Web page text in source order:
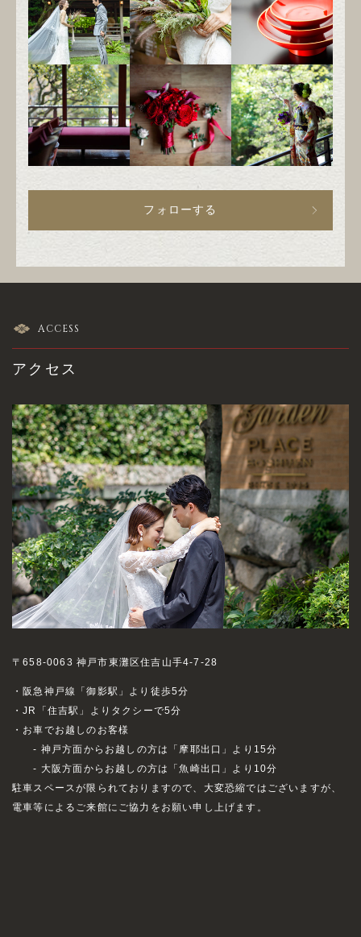
フォローする
ACCESS
アクセス
〒658-0063 神戸市東灘区住吉山手4-7-28
・阪急神戸線「御影駅」より徒歩5分
・JR「住吉駅」よりタクシーで5分
・お車でお越しのお客様
- 神戸方面からお越しの方は「摩耶出口」より15分
- 大阪方面からお越しの方は「魚崎出口」より10分
駐車スペースが限られておりますので、大変恐縮ではございますが、
電車等によるご来館にご協力をお願い申し上げます。